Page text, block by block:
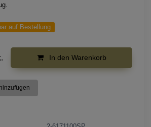
auf Bestellung
In den Warenkorb